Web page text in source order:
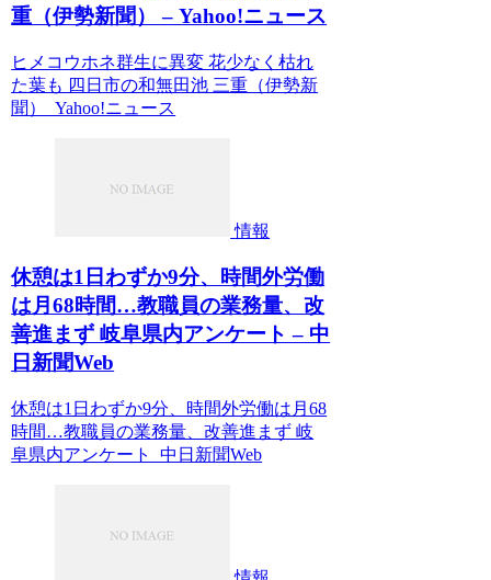
重（伊勢新聞） – Yahoo!ニュース
ヒメコウホネ群生に異変 花少なく枯れ
た葉も 四日市の和無田池 三重（伊勢新
聞） Yahoo!ニュース
情報
休憩は1日わずか9分、時間外労働
は月68時間…教職員の業務量、改
善進まず 岐阜県内アンケート – 中
日新聞Web
休憩は1日わずか9分、時間外労働は月68
時間…教職員の業務量、改善進まず 岐
阜県内アンケート 中日新聞Web